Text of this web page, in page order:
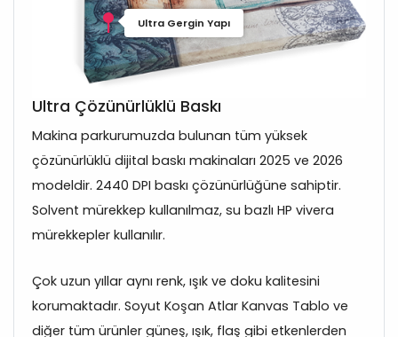
Ultra Gergin Yapı
Ultra Çözünürlüklü Baskı
Makina parkurumuzda bulunan tüm yüksek
çözünürlüklü dijital baskı makinaları 2025 ve 2026
modeldir. 2440 DPI baskı çözünürlüğüne sahiptir.
Solvent mürekkep kullanılmaz, su bazlı HP vivera
mürekkepler kullanılır.
Çok uzun yıllar aynı renk, ışık ve doku kalitesini
korumaktadır. Soyut Koşan Atlar Kanvas Tablo ve
diğer tüm ürünler güneş, ışık, flaş gibi etkenlerden